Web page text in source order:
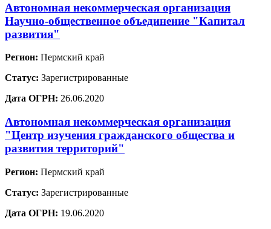
Автономная некоммерческая организация
Научно-общественное объединение "Капитал
развития"
Регион: Пермский край
Статус: Зарегистрированные
Дата ОГРН: 26.06.2020
Автономная некоммерческая организация
"Центр изучения гражданского общества и
развития территорий"
Регион: Пермский край
Статус: Зарегистрированные
Дата ОГРН: 19.06.2020